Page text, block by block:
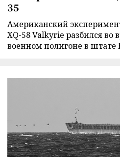
35
Американский
XQ-58 Valkyrie разбился во
военном полигоне в штате